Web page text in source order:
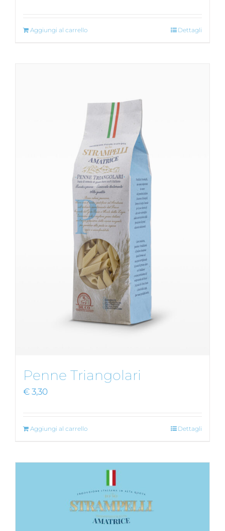
Aggiungi al carrello Dettagli
Penne Triangolari
€ 3,30
Aggiungi al carrello Dettagli